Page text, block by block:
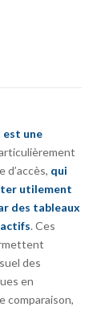
est une
d’accès, qui
utilement
des tableaux
. Ces
des
en
comparaison,